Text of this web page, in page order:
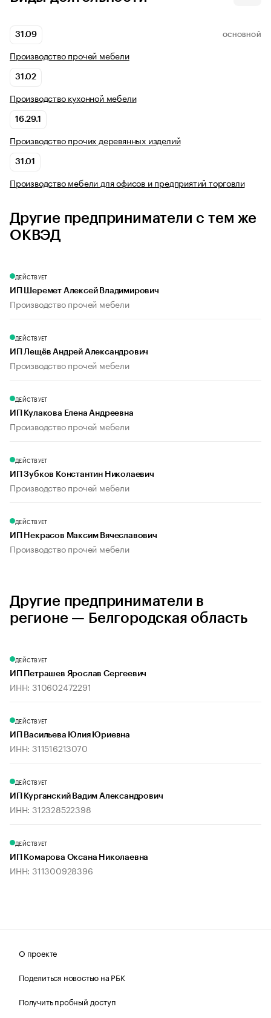
31.09 ОСНОВНОЙ
Производство прочей мебели
31.02
Производство кухонной мебели
16.29.1
Производство прочих деревянных изделий
31.01
Производство мебели для офисов и предприятий торговли
Другие предприниматели с тем же
ОКВЭД
ДЕЙСТВУЕТ
ИП Шеремет Алексей Владимирович
Производство прочей мебели
ДЕЙСТВУЕТ
ИП Лещёв Андрей Александрович
Производство прочей мебели
ДЕЙСТВУЕТ
ИП Кулакова Елена Андреевна
Производство прочей мебели
ДЕЙСТВУЕТ
ИП Зубков Константин Николаевич
Производство прочей мебели
ДЕЙСТВУЕТ
ИП Некрасов Максим Вячеславович
Производство прочей мебели
Другие предприниматели в
регионе — Белгородская область
ДЕЙСТВУЕТ
ИП Петрашев Ярослав Сергеевич
ИНН: 310602472291
ДЕЙСТВУЕТ
ИП Васильева Юлия Юриевна
ИНН: 311516213070
ДЕЙСТВУЕТ
ИП Курганский Вадим Александрович
ИНН: 312328522398
ДЕЙСТВУЕТ
ИП Комарова Оксана Николаевна
ИНН: 311300928396
О проекте
Поделиться новостью на РБК
Получить пробный доступ